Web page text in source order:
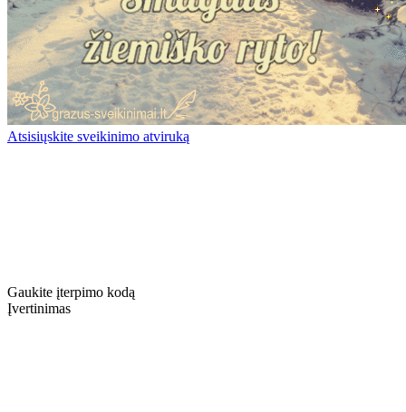
Atsisiųskite sveikinimo atviruką
Gaukite įterpimo kodą
Įvertinimas